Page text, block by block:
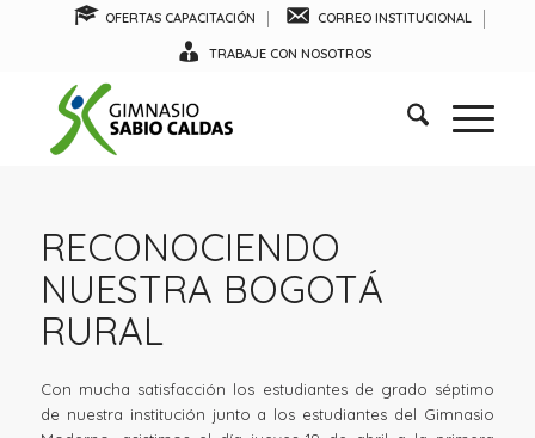
OFERTAS CAPACITACIÓN CORREO INSTITUCIONAL
TRABAJE CON NOSOTROS
RECONOCIENDO
NUESTRA BOGOTÁ
RURAL
Con mucha satisfacción los estudiantes de grado séptimo
de nuestra institución junto a los estudiantes del Gimnasio